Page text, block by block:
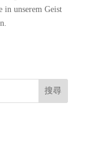
in unserem Geist
搜尋